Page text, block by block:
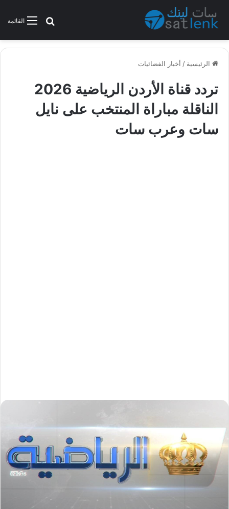
القائمةبحث عن
الرئيسية / أخبار الفضائيات
تردد قناة الأردن الرياضية 2026
الناقلة مباراة المنتخب على نايل
سات وعرب سات